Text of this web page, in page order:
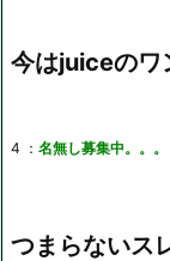
今はjuiceのワ
4 ： 名無し募集中。。。
つまらないス